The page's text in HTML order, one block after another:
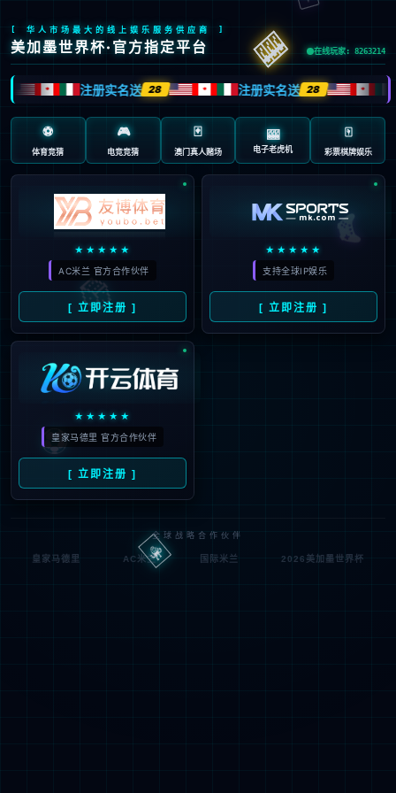
页面错误！请稍后再试～
V5.0.9 { 十年磨一剑-为API开发设计的高性能框架 }